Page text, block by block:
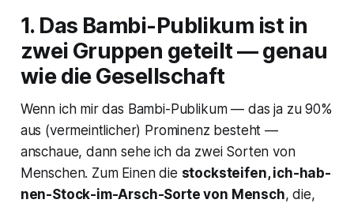
1. Das Bambi-Publikum ist in
zwei Gruppen geteilt — genau
wie die Gesellschaft
Wenn ich mir das Bambi-Publikum — das ja zu 90%
aus (vermeintlicher) Prominenz besteht —
anschaue, dann sehe ich da zwei Sorten von
Menschen. Zum Einen die stocksteifen, ich-hab-
nen-Stock-im-Arsch-Sorte von Mensch, die,